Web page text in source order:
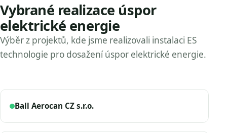
Vybrané realizace úspor
elektrické energie
Výběr z projektů, kde jsme realizovali instalaci ES
technologie pro dosažení úspor elektrické energie.
Ball Aerocan CZ s.r.o.